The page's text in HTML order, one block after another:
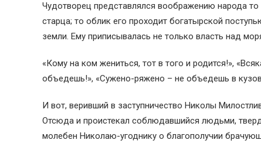
Чудотворец представлялся воображению народа
старца; то облик его проходит богатырской
земли. Ему приписывалась не только власть над
«Кому на ком жениться, тот в того и родится!»,
объедешь!», «Сужено-ряжено – не объедешь в
И вот, веривший в заступничество Николы
Отсюда и проистекал соблюдавшийся людьми,
молебен Николаю-угоднику о благополучии